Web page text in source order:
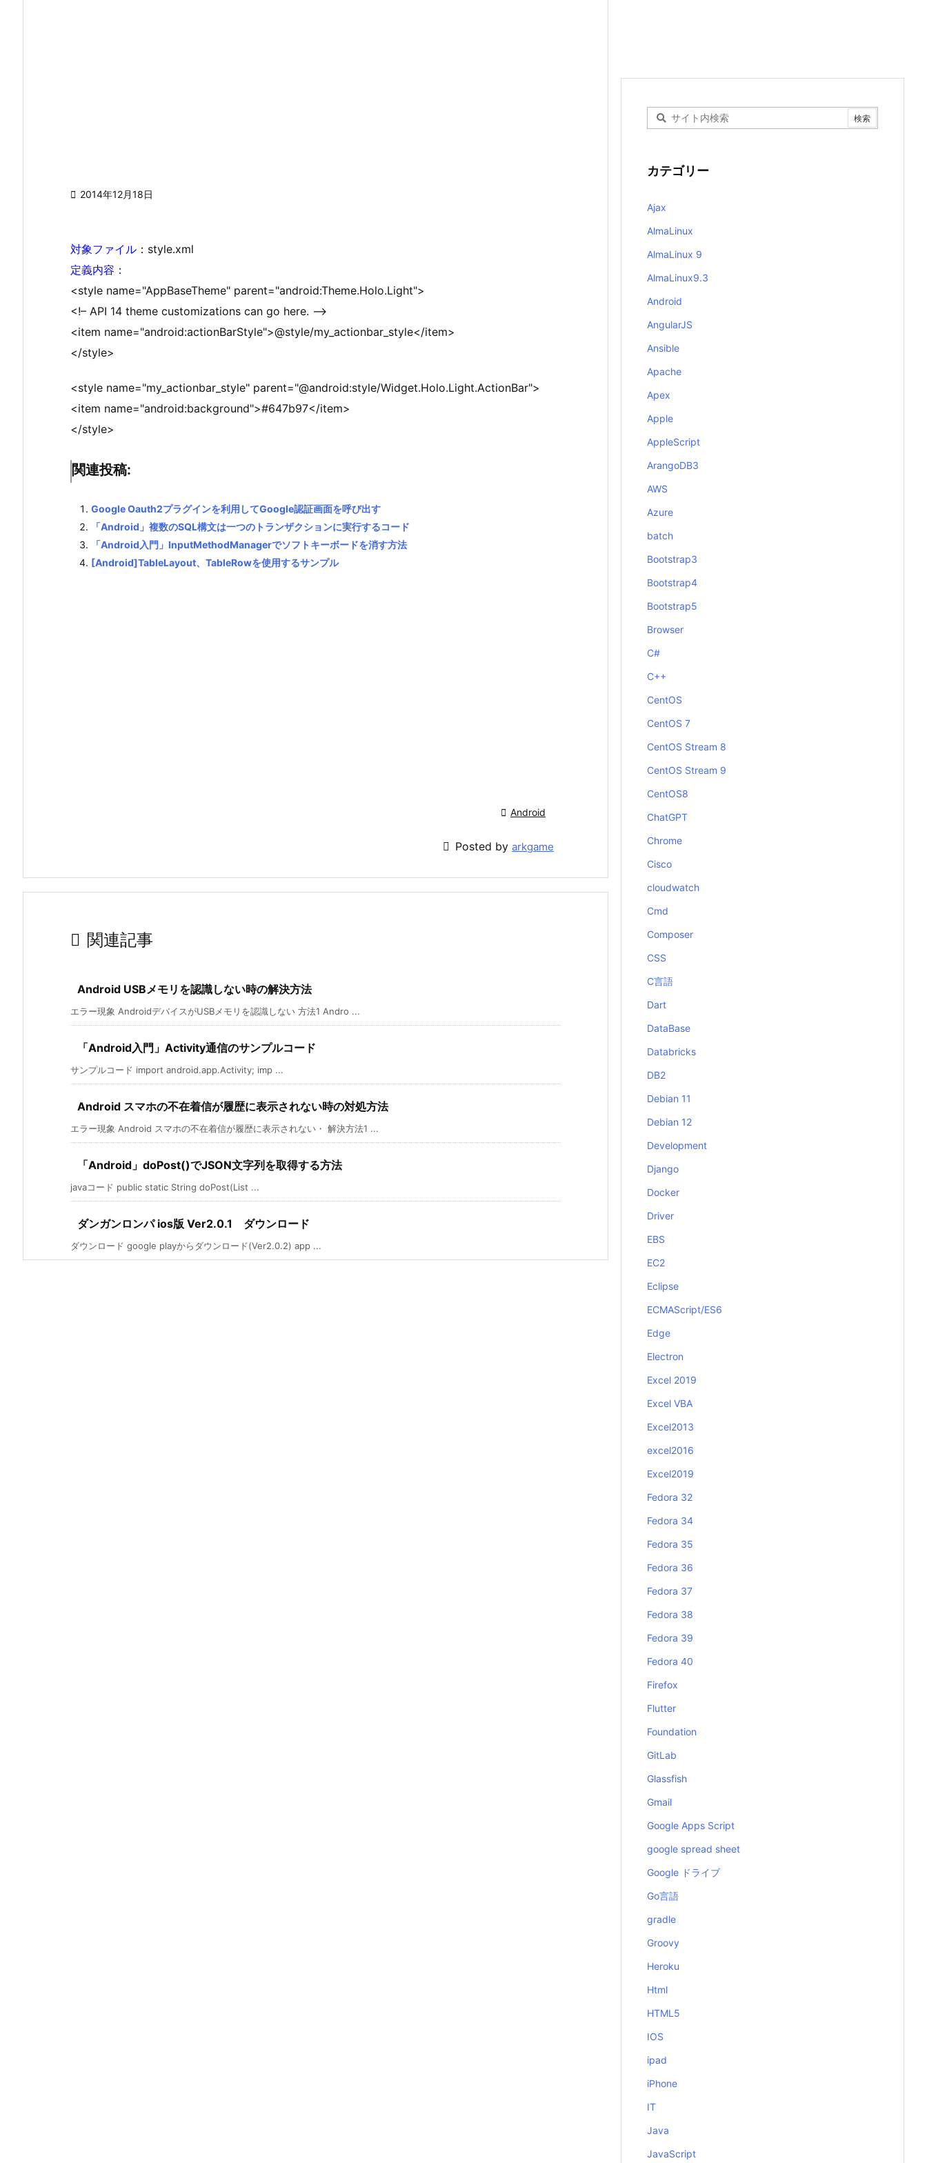
 2014年12月18日
対象ファイル ：style.xml
定義内容：
<style name="AppBaseTheme" parent="android:Theme.Holo.Light">
<!– API 14 theme customizations can go here. –>
<item name="android:actionBarStyle">@style/my_actionbar_style</item>
</style>
<style name="my_actionbar_style" parent="@android:style/Widget.Holo.Light.ActionBar">
<item name="android:background">#647b97</item>
</style>
関連投稿:
Google Oauth2プラグインを利用してGoogle認証画面を呼び出す
「Android」複数のSQL構文は一つのトランザクションに実行するコード
「Android入門」InputMethodManagerでソフトキーボードを消す方法
[Android]TableLayout、TableRowを使用するサンプル
 Android
 Posted by arkgame
 関連記事
Android USBメモリを認識しない時の解決方法
エラー現象 AndroidデバイスがUSBメモリを認識しない 方法1 Andro ...
「Android入門」Activity通信のサンプルコード
サンプルコード import android.app.Activity; imp ...
Android スマホの不在着信が履歴に表示されない時の対処方法
エラー現象 Android スマホの不在着信が履歴に表示されない・ 解決方法1 ...
「Android」doPost()でJSON文字列を取得する方法
javaコード public static String doPost(List ...
ダンガンロンパ ios版 Ver2.0.1 ダウンロード
ダウンロード google playからダウンロード(Ver2.0.2) app ...
カテゴリー
Ajax
AlmaLinux
AlmaLinux 9
AlmaLinux9.3
Android
AngularJS
Ansible
Apache
Apex
Apple
AppleScript
ArangoDB3
AWS
Azure
batch
Bootstrap3
Bootstrap4
Bootstrap5
Browser
C#
C++
CentOS
CentOS 7
CentOS Stream 8
CentOS Stream 9
CentOS8
ChatGPT
Chrome
Cisco
cloudwatch
Cmd
Composer
CSS
C言語
Dart
DataBase
Databricks
DB2
Debian 11
Debian 12
Development
Django
Docker
Driver
EBS
EC2
Eclipse
ECMAScript/ES6
Edge
Electron
Excel 2019
Excel VBA
Excel2013
excel2016
Excel2019
Fedora 32
Fedora 34
Fedora 35
Fedora 36
Fedora 37
Fedora 38
Fedora 39
Fedora 40
Firefox
Flutter
Foundation
GitLab
Glassfish
Gmail
Google Apps Script
google spread sheet
Google ドライブ
Go言語
gradle
Groovy
Heroku
Html
HTML5
IOS
ipad
iPhone
IT
Java
JavaScript